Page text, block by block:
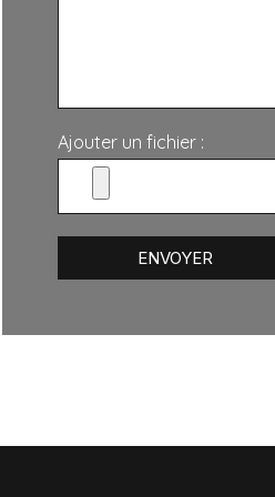
Ajouter un fichier :